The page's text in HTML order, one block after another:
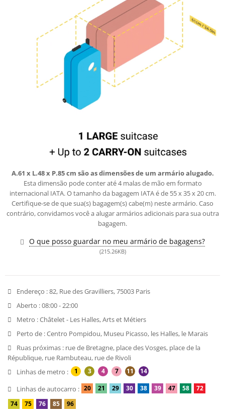
Endereço :82, Rue des Gravilliers, 75003 Paris
Aberto :08:00 - 22:00
Metro :Châtelet - Les Halles, Arts et Métiers
Perto de :Centro Pompidou, Museu Picasso, les Halles, le Marais
Ruas próximas : rue de Bretagne, place des Vosges, place de la
République, rue Rambuteau, rue de Rivoli
Linhas de metro :
1 3 4 7 11 14
Linhas de autocarro : 20 21 29 30 38 39 47 58
72
74
75 76 85 96
A.61 x L.48 x P.85 cm são as dimensões de um armário alugado.
Esta dimensão pode conter até 4 malas de mão em formato
internacional IATA. O tamanho da bagagem IATA é de 55 x 35 x 20 cm.
Certifique-se de que sua(s) bagagem(s) cabe(m) neste armário. Caso
contrário, convidamos você a alugar armários adicionais para sua outra
bagagem.
O que posso guardar no meu armário de bagagens?
(215.26KB)